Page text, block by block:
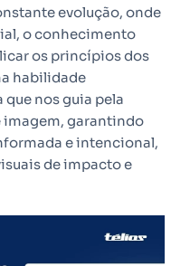
evolução, onde
o conhecimento
os princípios dos
habilidade
que nos guia pela
imagem, garantindo
e intencional,
de impacto e